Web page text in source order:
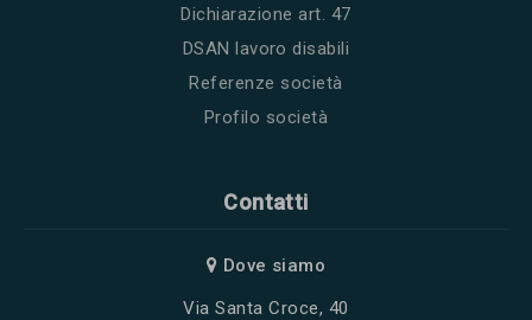
Dichiarazione art. 47
DSAN lavoro disabili
Referenze società
Profilo società
Contatti
Dove siamo
Via Santa Croce, 40